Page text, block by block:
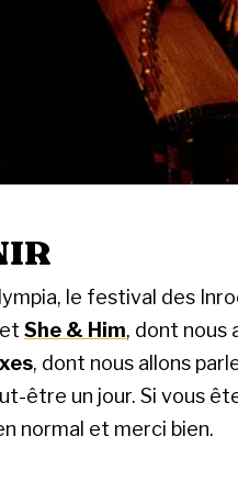
le festival des
et She & Him, dont nous
, dont nous allons
être un jour. Si vous
normal et merci bien.